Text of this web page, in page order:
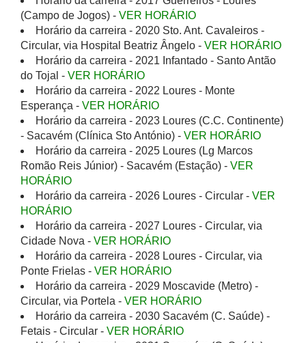
(Campo de Jogos) - VER HORÁRIO
Horário da carreira - 2020 Sto. Ant. Cavaleiros -
Circular, via Hospital Beatriz Ângelo - VER HORÁRIO
Horário da carreira - 2021 Infantado - Santo Antão
do Tojal - VER HORÁRIO
Horário da carreira - 2022 Loures - Monte
Esperança - VER HORÁRIO
Horário da carreira - 2023 Loures (C.C. Continente)
- Sacavém (Clínica Sto António) - VER HORÁRIO
Horário da carreira - 2025 Loures (Lg Marcos
Romão Reis Júnior) - Sacavém (Estação) - VER
HORÁRIO
Horário da carreira - 2026 Loures - Circular - VER
HORÁRIO
Horário da carreira - 2027 Loures - Circular, via
Cidade Nova - VER HORÁRIO
Horário da carreira - 2028 Loures - Circular, via
Ponte Frielas - VER HORÁRIO
Horário da carreira - 2029 Moscavide (Metro) -
Circular, via Portela - VER HORÁRIO
Horário da carreira - 2030 Sacavém (C. Saúde) -
Fetais - Circular - VER HORÁRIO